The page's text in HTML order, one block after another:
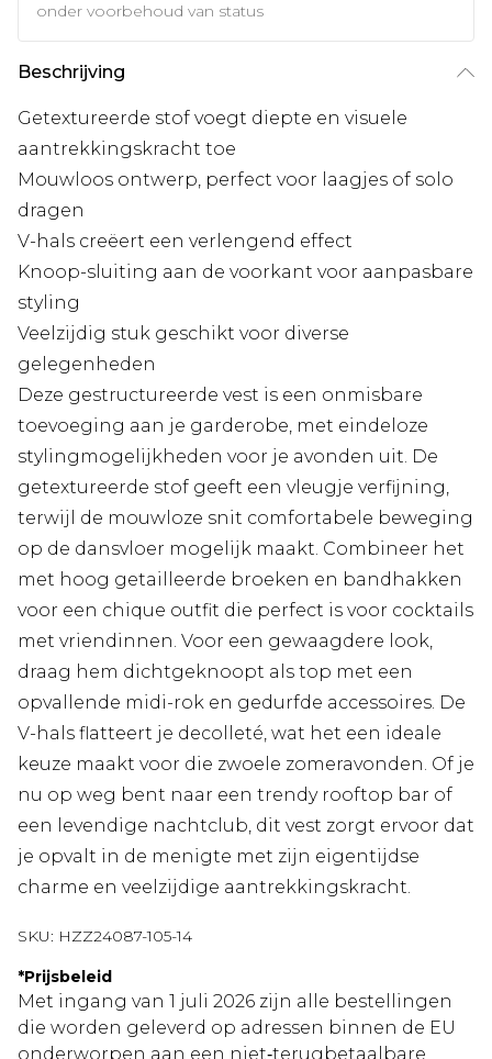
onder voorbehoud van status
Beschrijving
Getextureerde stof voegt diepte en visuele
aantrekkingskracht toe
Mouwloos ontwerp, perfect voor laagjes of solo
dragen
V-hals creëert een verlengend effect
Knoop-sluiting aan de voorkant voor aanpasbare
styling
Veelzijdig stuk geschikt voor diverse
gelegenheden
Deze gestructureerde vest is een onmisbare
toevoeging aan je garderobe, met eindeloze
stylingmogelijkheden voor je avonden uit. De
getextureerde stof geeft een vleugje verfijning,
terwijl de mouwloze snit comfortabele beweging
op de dansvloer mogelijk maakt. Combineer het
met hoog getailleerde broeken en bandhakken
voor een chique outfit die perfect is voor cocktails
met vriendinnen. Voor een gewaagdere look,
draag hem dichtgeknoopt als top met een
opvallende midi-rok en gedurfde accessoires. De
V-hals flatteert je decolleté, wat het een ideale
keuze maakt voor die zwoele zomeravonden. Of je
nu op weg bent naar een trendy rooftop bar of
een levendige nachtclub, dit vest zorgt ervoor dat
je opvalt in de menigte met zijn eigentijdse
charme en veelzijdige aantrekkingskracht.
SKU: HZZ24087-105-14
*Prijsbeleid
Met ingang van 1 juli 2026 zijn alle bestellingen
die worden geleverd op adressen binnen de EU
onderworpen aan een niet‑terugbetaalbare